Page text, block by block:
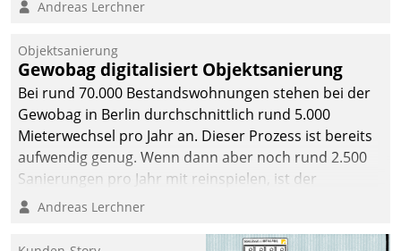
Andreas Lerchner
Objektsanierung
Gewobag digitalisiert Objektsanierung
Bei rund 70.000 Bestandswohnungen stehen bei der
Gewobag in Berlin durchschnittlich rund 5.000
Mieterwechsel pro Jahr an. Dieser Prozess ist bereits
aufwendig genug. Wenn dann aber noch rund 2.500
Sanierungen pro Jahr mit reinspielen, ist der
Betreuungs- und Organisationsaufwand immens. Im
kommunale Wohnungsbauunternehmen daher
Andreas Lerchner